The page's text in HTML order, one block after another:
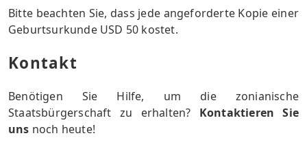
Bitte beachten Sie, dass jede angeforderte Kopie einer
Geburtsurkunde USD 50 kostet.
Kontakt
Benötigen Sie Hilfe, um die zonianische
Staatsbürgerschaft zu erhalten? Kontaktieren Sie
uns noch heute!